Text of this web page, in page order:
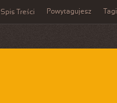
Spis Treści Powytagujesz Tagi